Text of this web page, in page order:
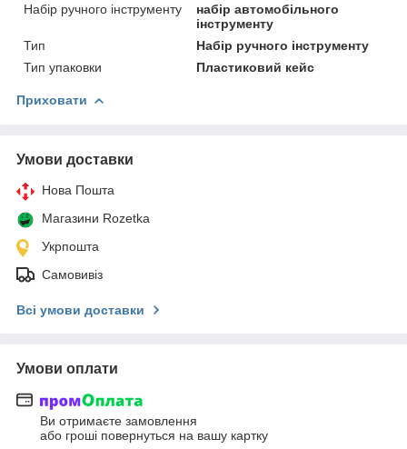
Набір ручного інструменту
набір автомобільного
інструменту
Тип
Набір ручного інструменту
Тип упаковки
Пластиковий кейс
Приховати
Умови доставки
Нова Пошта
Магазини Rozetka
Укрпошта
Самовивіз
Всі умови доставки
Умови оплати
Ви отримаєте замовлення
або гроші повернуться на вашу картку